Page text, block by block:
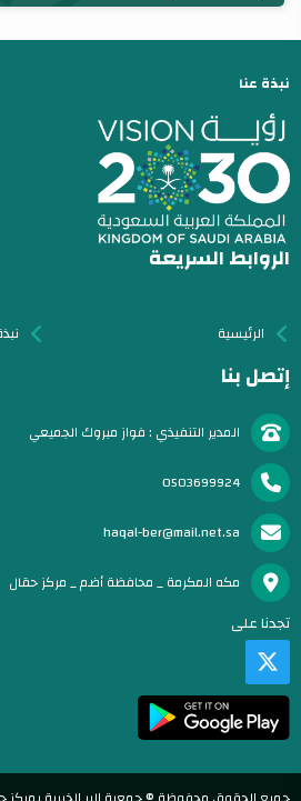
نبذة عنا
الروابط السريعة
الرئيسية
إتصل بنا
المدير التنفيذي : فواز مبروك الجميعي
0503699924
haqal-ber@mail.net.sa
مكه المكرمة _ محافظة أضم _ مركز حقال
تجدنا على